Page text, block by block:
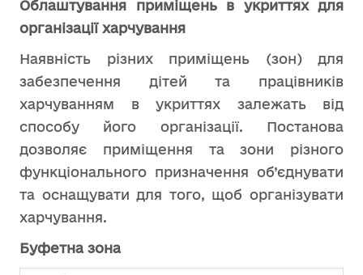
Облаштування приміщень в укриттях для
організації харчування
Наявність різних приміщень (зон) для
забезпечення дітей та працівників
харчуванням в укриттях залежать від
способу його організації. Постанова
дозволяє приміщення та зони різного
функціонального призначення об’єднувати
та оснащувати для того, щоб організувати
харчування.
Буфетна зона